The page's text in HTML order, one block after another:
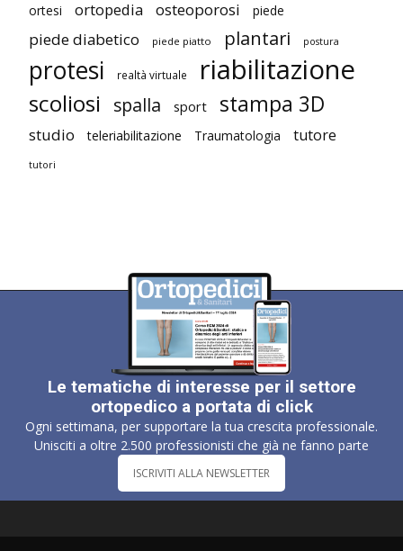
ortesi
ortopedia osteoporosi piede
piede diabetico piede piatto plantari postura
protesi realtà virtuale riabilitazione
scoliosi spalla sport stampa 3D
studio teleriabilitazione Traumatologia tutore
tutori
Le tematiche di interesse per il settore
ortopedico a portata di click
Ogni settimana, per supportare la tua crescita professionale.
Unisciti a oltre 2.500 professionisti che già ne fanno parte
ISCRIVITI ALLA NEWSLETTER